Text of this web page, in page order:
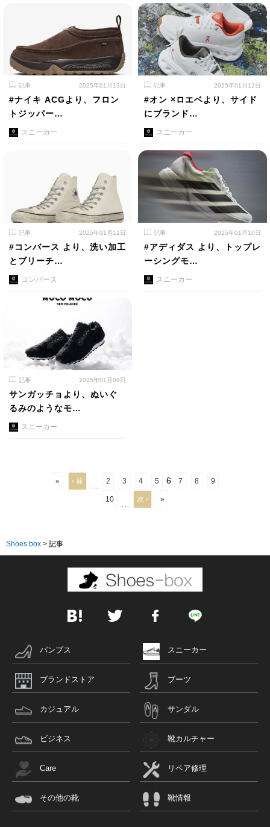
記事 2025年01月13日
#ナイキ ACGより、フロン
トジッパー…
スニーカー
記事 2025年01月12日
#オン ×ロエベより、サイド
にブランド…
スニーカー
記事 2025年01月11日
#コンバース より、洗い加工
とブリーチ…
コンバース
記事 2025年01月10日
#アディダス より、トップレ
ーシングモ…
スニーカー
記事 2025年01月09日
サンガッチョより、ぬいぐ
るみのようなモ…
スニーカー
« ‹ 前 2 3 4 5 6 7 8 9
10 次 › »
Shoes box > 記事
パンプス スニーカー
ブランドストア ブーツ
カジュアル サンダル
ビジネス 靴カルチャー
Care リペア修理
その他の靴 靴情報